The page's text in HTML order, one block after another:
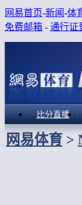
网易首页-新闻-体
免费邮箱 - 通行证
比分直播
网易体育 >